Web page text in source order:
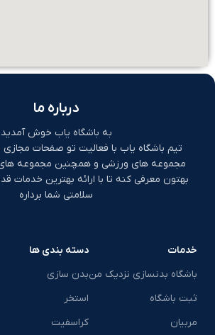
درباره ما
به باشگاه یاب خوش آمدید
تیم باشگاه یاب با فعالیت تو صفحات مجازی
مجموعه های ورزشی و همچنین مجموعه
بهتون معرفی کنه تا با ارائه بهترین خدمات
سلامتی شما برداره
خدمات
باشگاه بدنسازی نزدیک من
ثبت باشگاه
مربیان
دسته بندی ها
بدن سازی
استخر
کراسفیت